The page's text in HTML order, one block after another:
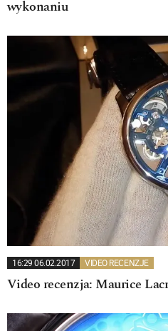
wykonaniu
16:29 06.02.2017 VIDEO RECENZJE
Video recenzja: Maurice